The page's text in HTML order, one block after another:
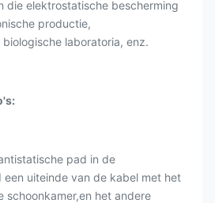
die elektrostatische bescherming
productie,
laboratoria, enz.
pad in de
een uiteinde van de kabel met het
schoonkamer,en het andere